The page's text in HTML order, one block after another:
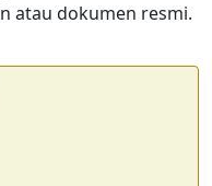
atau dokumen resmi.